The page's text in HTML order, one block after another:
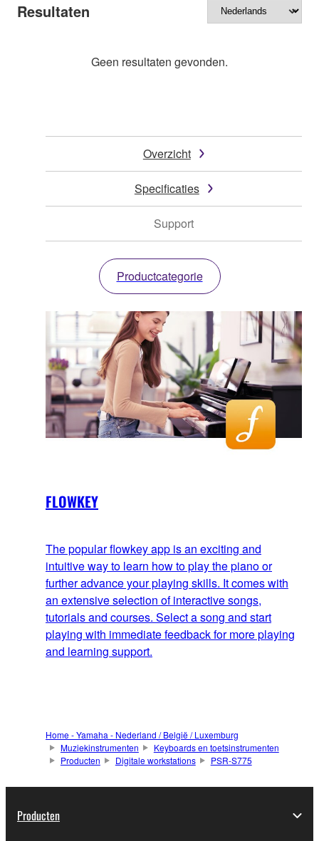
Resultaten
Geen resultaten gevonden.
Overzicht
Specificaties
Support
Productcategorie
FLOWKEY
The popular flowkey app is an exciting and
intuitive way to learn how to play the piano or
further advance your playing skills. It comes with
an extensive selection of interactive songs,
tutorials and courses. Select a song and start
playing with immediate feedback for more playing
and learning support.
Home - Yamaha - Nederland / België / Luxemburg
Muziekinstrumenten
Keyboards en toetsinstrumenten
Producten
Digitale workstations PSR-S775
Producten